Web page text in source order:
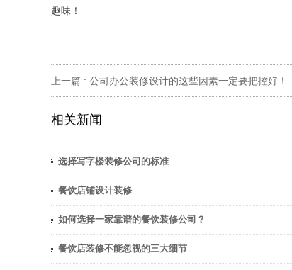
趣味！
上一篇 : 公司办公装修设计的这些因素一定要把控好！
相关新闻
选择写字楼装修公司的标准
餐饮店铺设计装修
如何选择一家靠谱的餐饮装修公司？
餐饮店装修不能忽视的三大细节